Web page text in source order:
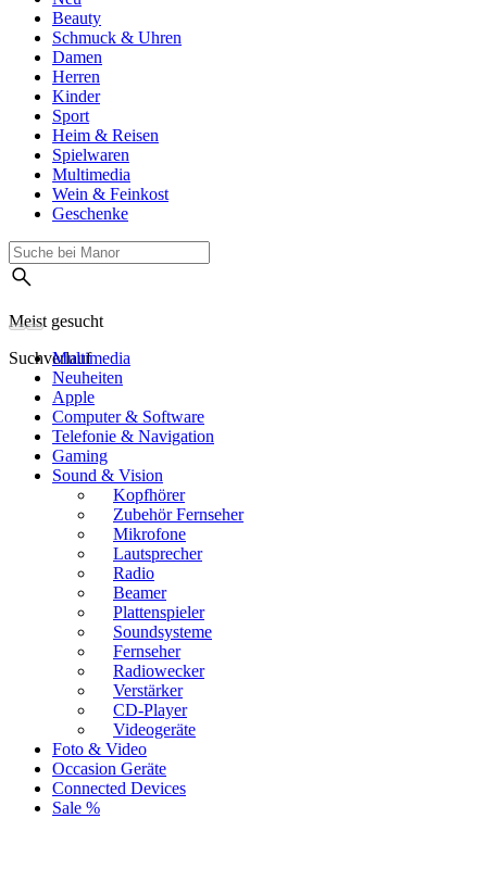
Beauty
Schmuck & Uhren
Damen
Herren
Kinder
Sport
Heim & Reisen
Spielwaren
Multimedia
Wein & Feinkost
Geschenke
Meist gesucht
SuchverlaufMultimedia
Neuheiten
Apple
Computer & Software
Telefonie & Navigation
Gaming
Sound & Vision
Kopfhörer
Zubehör Fernseher
Mikrofone
Lautsprecher
Radio
Beamer
Plattenspieler
Soundsysteme
Fernseher
Radiowecker
Verstärker
CD-Player
Videogeräte
Foto & Video
Occasion Geräte
Connected Devices
Sale %